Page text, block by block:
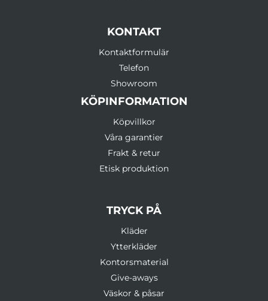
KONTAKT
Kontaktformulär
Telefon
Showroom
KÖPINFORMATION
Köpvillkor
Våra garantier
Frakt & retur
Etisk produktion
TRYCK PÅ
Kläder
Ytterkläder
Kontorsmaterial
Give-aways
Väskor & påsar